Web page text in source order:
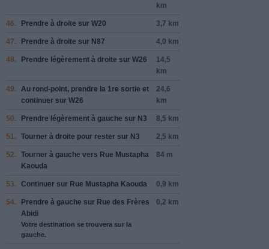
km
46. Prendre à droite sur W20 3,7 km
47. Prendre à droite sur N87 4,0 km
48. Prendre légèrement à droite sur W26
14,5
km
49. Au rond-point, prendre la 1re sortie et
continuer sur W26
24,6
km
50. Prendre légèrement à gauche sur N3 8,5 km
51. Tourner à droite pour rester sur N3 2,5 km
52. Tourner à gauche vers Rue Mustapha
Kaouda
84 m
53. Continuer sur Rue Mustapha Kaouda 0,9 km
54. Prendre à gauche sur Rue des Frères
Abidi
Votre destination se trouvera sur la
gauche.
0,2 km